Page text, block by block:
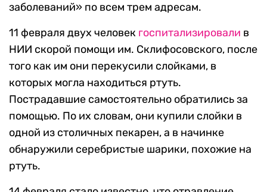
заболеваний» по всем трем адресам.
11 февраля двух человек госпитализировали в
НИИ скорой помощи им. Склифосовского, после
того как им они перекусили слойками, в
которых могла находиться ртуть.
Пострадавшие самостоятельно обратились за
помощью. По их словам, они купили слойки в
одной из столичных пекарен, а в начинке
обнаружили серебристые шарики, похожие на
ртуть.